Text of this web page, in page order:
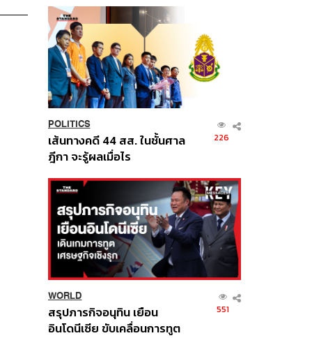
POLITICS
เส้นทางคดี 44 สส. ในชั้นศาล
ฎีกา จะรู้ผลเมื่อไร
226
WORLD
สรุปภารกิจอนุทิน เยือน
อินโดนีเซีย ขับเคลื่อนการทูต
551